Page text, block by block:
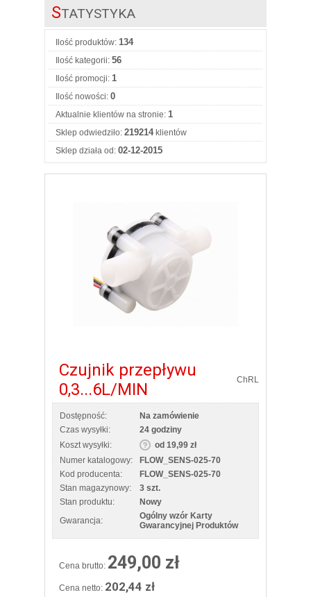
STATYSTYKA
Ilość produktów: 134
Ilość kategorii: 56
Ilość promocji: 1
Ilość nowości: 0
Aktualnie klientów na stronie: 1
Sklep odwiedziło: 219214klientów
Sklep działa od: 02-12-2015
Czujnik przepływu
0,3...6L/MIN
ChRL
Dostępność:
Na zamówienie
Czas wysyłki:
24 godziny
Koszt wysyłki:
od 19,99 zł
Numer katalogowy:
FLOW_SENS-025-70
Kod producenta:
FLOW_SENS-025-70
Stan magazynowy:
3 szt.
Stan produktu:
Nowy
Gwarancja:
Ogólny wzór Karty
Gwarancyjnej Produktów
Cena brutto: 249,00 zł
Cena netto: 202,44 zł